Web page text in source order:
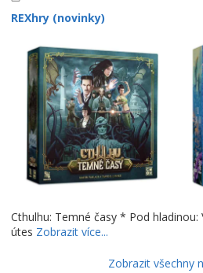
REXhry (novinky)
Cthulhu: Temné časy * Pod hladinou:
útes Zobrazit více...
Zobrazit všechny